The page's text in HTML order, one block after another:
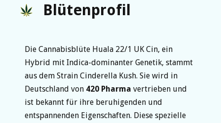
Blütenprofil
Die Cannabisblüte Huala 22/1 UK Cin, ein
Hybrid mit Indica-dominanter Genetik, stammt
aus dem Strain Cinderella Kush. Sie wird in
Deutschland von 420 Pharma vertrieben und
ist bekannt für ihre beruhigenden und
entspannenden Eigenschaften. Diese spezielle